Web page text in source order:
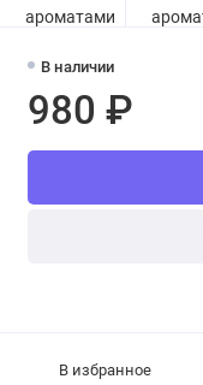
В наличии
980 ₽
В избранное